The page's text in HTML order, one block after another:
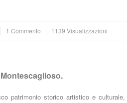
1 Commento 1139 Visualizzazioni
patrimonio storico artistico e